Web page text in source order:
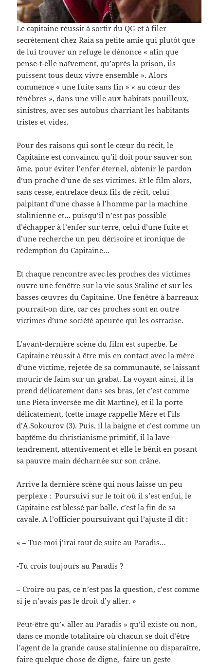
Le capitaine réussit à sortir du QG et à filer
secrètement chez Raia sa petite amie qui plutôt que
de lui trouver un refuge le dénonce « afin que
pense-t-elle naïvement, qu’après la prison, ils
puissent tous deux vivre ensemble ». Alors
commence « une fuite sans fin » « au cœur des
ténèbres », dans une ville aux habitats pouilleux,
sinistres, avec ses autobus charriant les habitants
tristes et vides.
Pour des raisons qui sont le cœur du récit, le
Capitaine est convaincu qu’il doit pour sauver son
âme,pour éviter l’enfer éternel, obtenir le pardon
d’un proche d’une de ses victimes. Et le film alors,
sans cesse, entrelace deux fils de récit, celui
palpitant d’une chasse à l’homme par la machine
stalinienne et… puisqu’il n’est pas possible
d’échapper à l’enfer sur terre, celui d’une fuite et
d’une recherche un peu dérisoire et ironique de
rédemption du Capitaine…
Et chaque rencontre avec les proches des victimes
ouvre une fenêtre sur la vie sous Staline et sur les
basses œuvres du Capitaine. Une fenêtre à barreaux
pourrait-on dire, car ces proches sont en outre
victimes d’une société apeurée qui les ostracise.
L’avant-dernière scène du film est superbe. Le
Capitaine réussit à être mis en contact avec la mère
d’une victime, rejetée de sa communauté, se laissant
mourir de faim sur un grabat. La voyant ainsi, il la
prend délicatement dans ses bras, (et c’est comme
une Piéta inversée me dit Martine), et il la porte
délicatement, (cette image rappelle Mère et Fils
d’A.Sokourov (3). Puis, il la baigne et c’est comme un
baptême du christianisme primitif, il la lave
tendrement, attentivement et elle le bénit en posant
sa pauvre main décharnée sur son crâne.
Arrive la dernière scène qui nous laisse un peu
perplexe : Poursuivi sur le toit où il s’est enfui, le
Capitaine est blessé par balle, c’est la fin de sa
cavale. A l’officier poursuivant qui l’ajuste il dit :
« – Tue-moi j’irai tout de suite au Paradis…
-Tu crois toujours au Paradis ?
– Croire ou pas, ce n’est pas la question, c’est comme
si je n’avais pas le droit d’y aller. »
Peut-être qu’« aller au Paradis » qu’il existe ou non,
dans ce monde totalitaire où chacun se doit d’être
l’agent de la grande cause stalinienne ou disparaître,
faire quelque chose de digne, faire un geste